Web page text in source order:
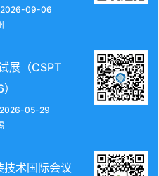
09-06
展（CSPT
05-29
术国际会议